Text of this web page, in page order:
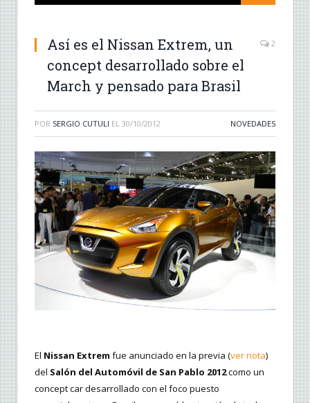
Así es el Nissan Extrem, un
concept desarrollado sobre el
March y pensado para Brasil
2
POR SERGIO CUTULI EL 30/10/2012 NOVEDADES
El Nissan Extrem fue anunciado en la previa (ver nota)
del Salón del Automóvil de San Pablo 2012como un
concept car desarrollado con el foco puesto